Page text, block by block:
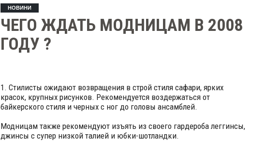
НОВИНИ
ЧЕГО ЖДАТЬ МОДНИЦАМ В 2008
ГОДУ ?
1. Стилисты ожидают возвращения в строй стиля сафари, ярких
красок, крупных рисунков. Рекомендуется воздержаться от
байкерского стиля и черных с ног до головы ансамблей.
Модницам также рекомендуют изъять из своего гардероба леггинсы,
джинсы с супер низкой талией и юбки-шотландки.